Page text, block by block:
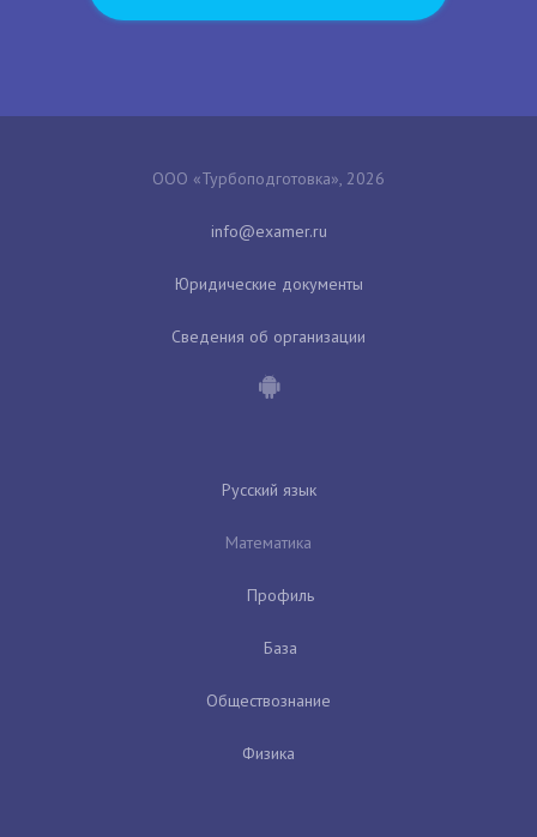
ООО «Турбоподготовка», 2026
Юридические документы
Сведения об организации
Русский язык
Математика
Профиль
База
Обществознание
Физика